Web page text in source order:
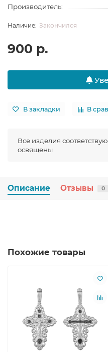
Производитель:
Закончился
900 р.
В закладки В
Все изделия
освящены
Описание Отзывы 0
Похожие товары